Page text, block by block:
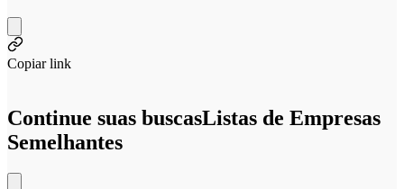
Copiar link
Continue suas buscasListas de Empresas
Semelhantes